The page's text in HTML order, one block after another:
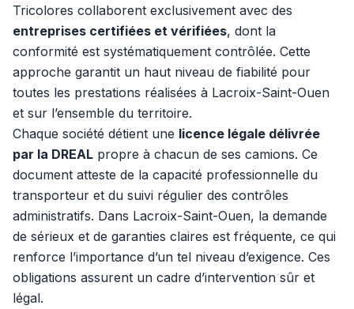
Tricolores collaborent exclusivement avec des
entreprises certifiées et vérifiées, dont la
conformité est systématiquement contrôlée. Cette
approche garantit un haut niveau de fiabilité pour
toutes les prestations réalisées à Lacroix-Saint-Ouen
et sur l’ensemble du territoire.
Chaque société détient une licence légale délivrée
par la DREAL propre à chacun de ses camions. Ce
document atteste de la capacité professionnelle du
transporteur et du suivi régulier des contrôles
administratifs. Dans Lacroix-Saint-Ouen, la demande
de sérieux et de garanties claires est fréquente, ce qui
renforce l’importance d’un tel niveau d’exigence. Ces
obligations assurent un cadre d’intervention sûr et
légal.